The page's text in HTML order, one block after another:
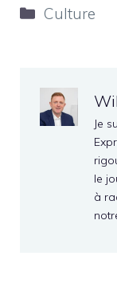
Catégories
Culture
Je
le
à